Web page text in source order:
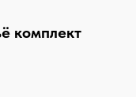
комплект